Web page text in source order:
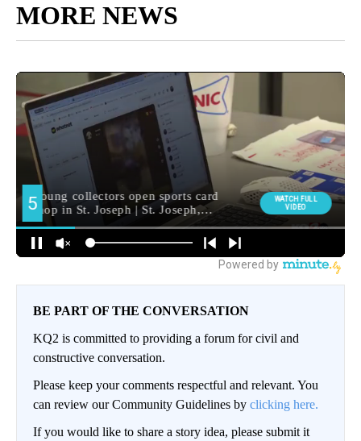
MORE NEWS
BE PART OF THE CONVERSATION
KQ2 is committed to providing a forum for civil and
constructive conversation.
Please keep your comments respectful and relevant. You
can review our Community Guidelines by clicking here.
If you would like to share a story idea, please submit it